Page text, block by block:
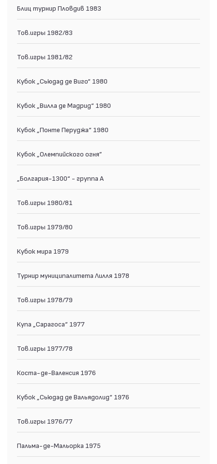
Блиц турнир Пловдив 1983
Тов.игры 1982/83
Тов.игры 1981/82
Кубок „Сьюдад де Виго“ 1980
Кубок „Вилла де Мадрид“ 1980
Кубок „Понте Перуджа“ 1980
Кубок „Олемпийского огня”
„Болгария-1300“ - группа А
Тов.игры 1980/81
Тов.игры 1979/80
Кубок мира 1979
Турнир муниципалитета Лилля 1978
Тов.игры 1978/79
Купа „Сарагоса“ 1977
Тов.игры 1977/78
Коста-де-Валенсия 1976
Кубок „Сьюдад де Вальядолид“ 1976
Тов.игры 1976/77
Пальма-де-Мальорка 1975